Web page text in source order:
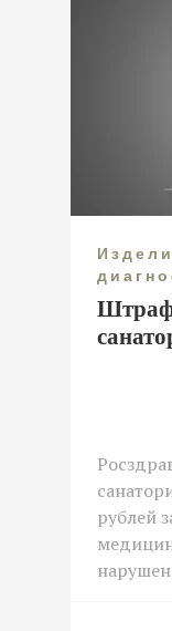
Штраф
рублей